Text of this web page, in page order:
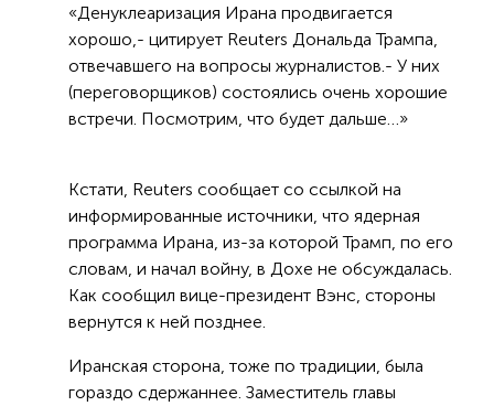
«Денуклеаризация Ирана продвигается
хорошо,- цитирует Reuters Дональда Трампа,
отвечавшего на вопросы журналистов.- У них
(переговорщиков) состоялись очень хорошие
встречи. Посмотрим, что будет дальше…»
Кстати, Reuters сообщает со ссылкой на
информированные источники, что ядерная
программа Ирана, из-за которой Трамп, по его
словам, и начал войну, в Дохе не обсуждалась.
Как сообщил вице-президент Вэнс, стороны
вернутся к ней позднее.
Иранская сторона, тоже по традиции, была
гораздо сдержаннее. Заместитель главы